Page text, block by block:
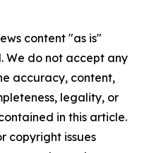
content "as is"
We do not accept any
accuracy, content,
legality, or
in this article.
copyright issues